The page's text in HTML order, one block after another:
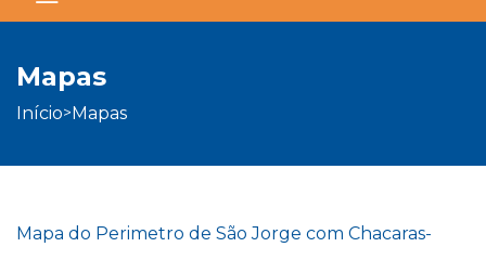
mapas
início> mapas
Mapa do Perimetro de São Jorge com Chacaras-